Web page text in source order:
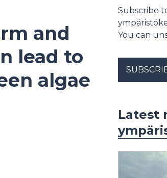
and
lead to
algae
Subscribe
You can
Latest